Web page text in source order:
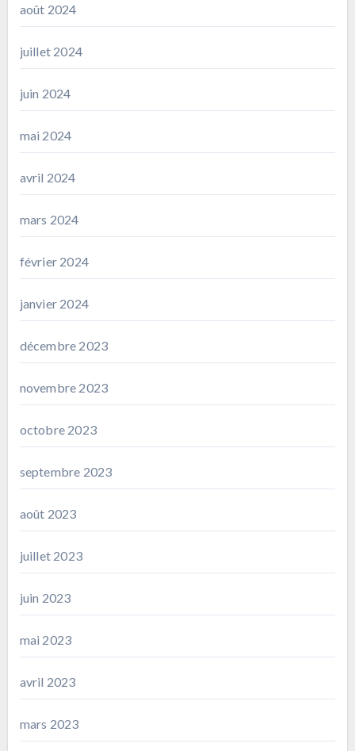
août 2024
juillet 2024
juin 2024
mai 2024
avril 2024
mars 2024
février 2024
janvier 2024
décembre 2023
novembre 2023
octobre 2023
septembre 2023
août 2023
juillet 2023
juin 2023
mai 2023
avril 2023
mars 2023